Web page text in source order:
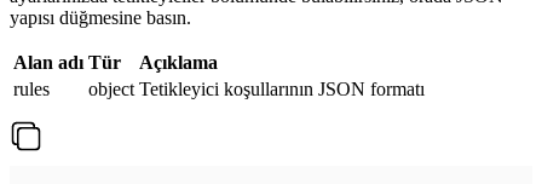
yapısı düğmesine basın.
Alan adı Tür
Açıklama
rules
object Tetikleyici koşullarının JSON formatı